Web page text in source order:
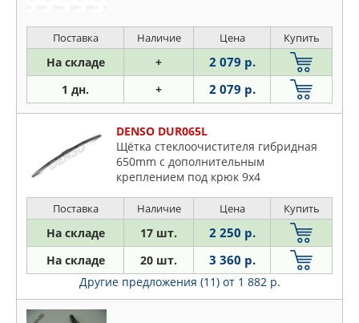
Поставка Наличие Цена Купить
На складе + 2 079 р.
1 дн. + 2 079 р.
DENSO DUR065L
Щётка стеклоочистителя гибридная
650mm c дополнительным
креплением под крюк 9x4
Поставка Наличие Цена Купить
На складе 17 шт. 2 250 р.
На складе 20 шт. 3 360 р.
Другие предложения (11) от 1 882 р.